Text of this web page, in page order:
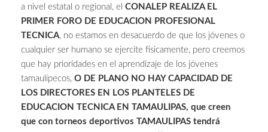
a nivel estatal o regional, el CONALEP REALIZA EL
PRIMER FORO DE EDUCACION PROFESIONAL
TECNICA, no estamos en desacuerdo de que los jóvenes o
cualquier ser humano se ejercite físicamente, pero creemos
que hay prioridades en el aprendizaje de los jóvenes
tamaulipecos, O DE PLANO NO HAY CAPACIDAD DE
LOS DIRECTORES EN LOS PLANTELES DE
EDUCACION TECNICA EN TAMAULIPAS, que creen
que con torneos deportivos TAMAULIPAS tendrá